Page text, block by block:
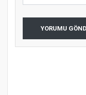
YORUMU